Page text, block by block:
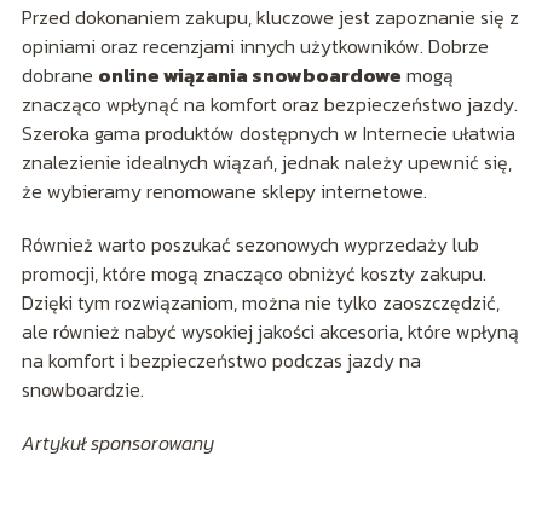
Przed dokonaniem zakupu, kluczowe jest zapoznanie się z
opiniami oraz recenzjami innych użytkowników. Dobrze
dobrane online wiązania snowboardowe mogą
znacząco wpłynąć na komfort oraz bezpieczeństwo jazdy.
Szeroka gama produktów dostępnych w Internecie ułatwia
znalezienie idealnych wiązań, jednak należy upewnić się,
że wybieramy renomowane sklepy internetowe.
Również warto poszukać sezonowych wyprzedaży lub
promocji, które mogą znacząco obniżyć koszty zakupu.
Dzięki tym rozwiązaniom, można nie tylko zaoszczędzić,
ale również nabyć wysokiej jakości akcesoria, które wpłyną
na komfort i bezpieczeństwo podczas jazdy na
snowboardzie.
Artykuł sponsorowany